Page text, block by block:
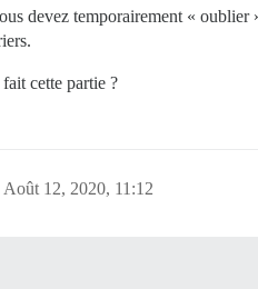
devez temporairement «
cette partie ?
Août 12, 2020, 11:12